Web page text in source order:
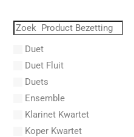
Absil, Jean
AC/DC
Acker, Dieter
Acosta, Omar
Duet
Duet Fluit
Duets
Ensemble
Klarinet Kwartet
Koper Kwartet